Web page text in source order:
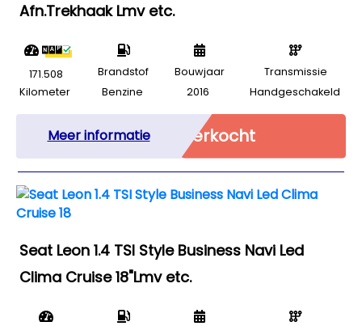
Afn.Trekhaak Lmv etc.
171.508
Kilometer
Brandstof
Benzine
Bouwjaar
2016
Transmissie
Handgeschakeld
Meer informatie Verkocht
Seat Leon 1.4 TSI Style Business Navi Led
Clima Cruise 18"Lmv etc.